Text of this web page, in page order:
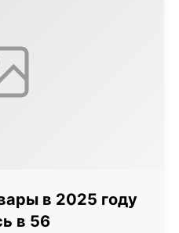
в 2025 году
в 56